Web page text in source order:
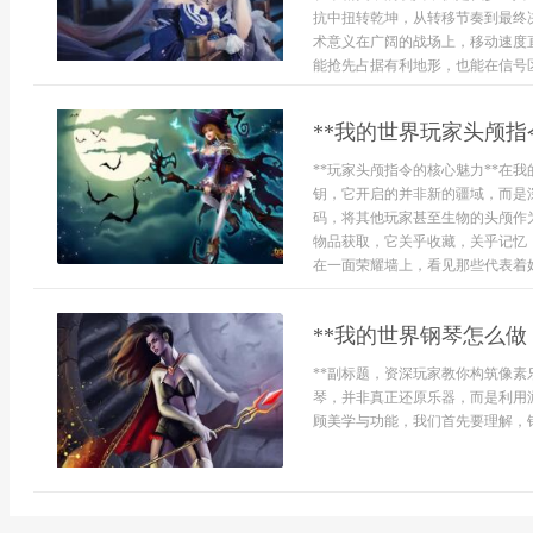
抗中扭转乾坤，从转移节奏到最
术意义在广阔的战场上，移动速
能抢先占据有利地形，也能在信
**我的世界玩家头颅
**玩家头颅指令的核心魅力**在我
钥，它开启的并非新的疆域，而
码，将其他玩家甚至生物的头颅
物品获取，它关乎收藏，关乎记
在一面荣耀墙上，看见那些代表着
**我的世界钢琴怎么
**副标题，资深玩家教你构筑像
琴，并非真正还原乐器，而是利
顾美学与功能，我们首先要理解